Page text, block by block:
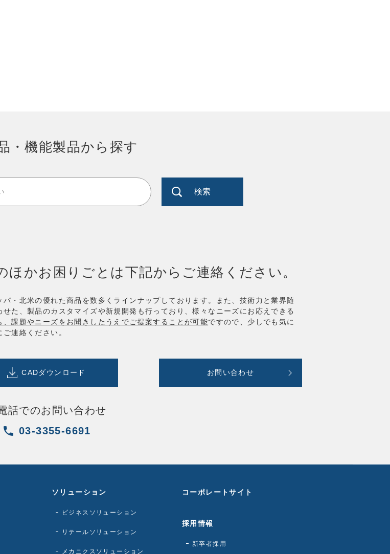
・機能製品から探す
検索
ほかお困りごとは下記からご連絡ください。
・北米の優れた商品を数多くラインナップしております。また、技術力と業界随
た、製品のカスタマイズや新規開発も行っており、様々なニーズにお応えできる
課題やニーズをお聞きしたうえでご提案することが可能ですので、少しでも気に
連絡ください。
CADダウンロード お問い合わせ
話でのお問い合わせ
03-3355-6691
ソリューション
ビジネスソリューション
リテールソリューション
メカニクスソリューション
コーポレートサイト
採用情報
新卒者採用